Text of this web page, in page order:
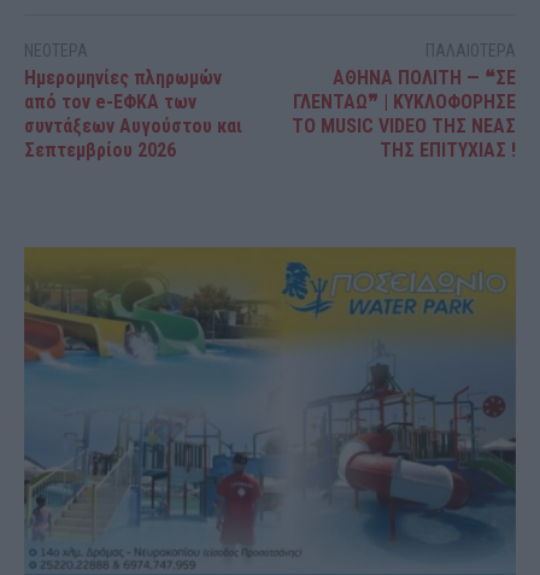
ΝΕΟΤΕΡΑ
Ημερομηνίες πληρωμών
από τον e-ΕΦΚΑ των
συντάξεων Αυγούστου και
Σεπτεμβρίου 2026
ΠΑΛΑΙΟΤΕΡΑ
ΑΘΗΝΑ ΠΟΛΙΤΗ — ❝ΣΕ
ΓΛΕΝΤΑΩ❞ | ΚΥΚΛΟΦΟΡΗΣΕ
ΤΟ MUSIC VIDEO ΤΗΣ ΝΕΑΣ
ΤΗΣ ΕΠΙΤΥΧΙΑΣ !